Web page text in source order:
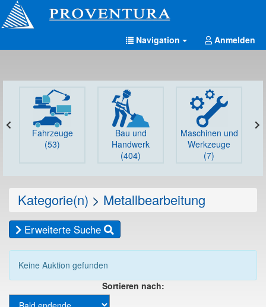
Navigation Anmelden
Fahrzeuge
(53)
Bau und
Handwerk
(404)
Maschinen und
Werkzeuge
(7)
Kategorie(n) > Metallbearbeitung
Erweiterte Suche
Keine Auktion gefunden
Sortieren nach: